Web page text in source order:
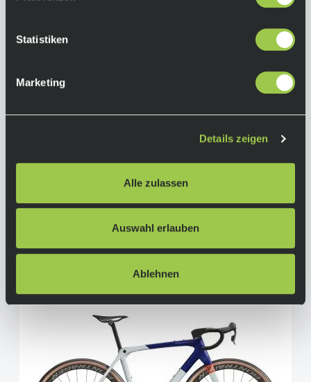
Statistiken
Marketing
Details zeigen
Alle zulassen
Auswahl erlauben
Ablehnen
AXS, Miche Kleos 50 Aero, 54cm M
Lieferzeit: Auf AnfrageIn den Warenkorb